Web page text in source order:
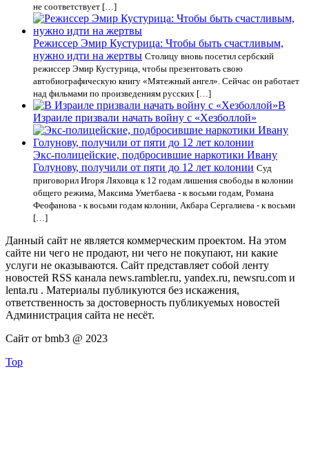
не соответствует […]
Режиссер Эмир Кустурица: Чтобы быть счастливым,
нужно идти на жертвы Столицу вновь посетил сербский
режиссер Эмир Кустурица, чтобы презентовать свою
автобиографическую книгу «Мятежный ангел». Сейчас он работает
над фильмами по произведениям русских […]
В
Израиле призвали начать войну с «Хезболлой»
Экс-полицейские, подбросившие наркотики Ивану
Голунову, получили от пяти до 12 лет колонии Суд
приговорил Игоря Ляховца к 12 годам лишения свободы в колонии
общего режима, Максима Уметбаева - к восьми годам, Романа
Феофанова - к восьми годам колонии, Акбара Сергалиева - к восьми
[…]
Данный сайт не является коммерческим проектом. На этом
сайте ни чего не продают, ни чего не покупают, ни какие
услуги не оказываются. Сайт представляет собой ленту
новостей RSS канала news.rambler.ru, yandex.ru, newsru.com и
lenta.ru . Материалы публикуются без искажения,
ответственность за достоверность публикуемых новостей
Администрация сайта не несёт.
Сайт от bmb3 @ 2023
Top